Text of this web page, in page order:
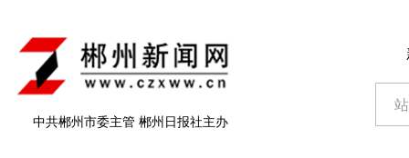
中共郴州市委主管 郴州日报社主办